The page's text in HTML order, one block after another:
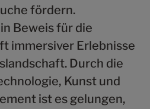
fördern.
Beweis für die
immersiver Erlebnisse
Durch die
Kunst und
ist es gelungen,